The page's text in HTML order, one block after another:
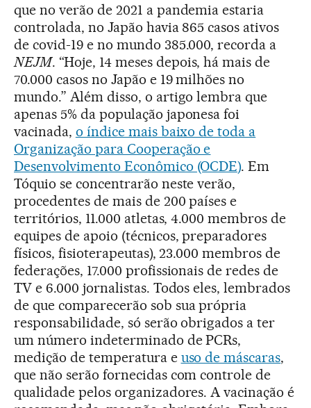
que no verão de 2021 a pandemia estaria
controlada, no Japão havia 865 casos ativos
de covid-19 e no mundo 385.000, recorda a
NEJM. “Hoje, 14 meses depois, há mais de
70.000 casos no Japão e 19 milhões no
mundo.” Além disso, o artigo lembra que
apenas 5% da população japonesa foi
vacinada, o índice mais baixo de toda a
Organização para Cooperação e
Desenvolvimento Econômico (OCDE). Em
Tóquio se concentrarão neste verão,
procedentes de mais de 200 países e
territórios, 11.000 atletas, 4.000 membros de
equipes de apoio (técnicos, preparadores
físicos, fisioterapeutas), 23.000 membros de
federações, 17.000 profissionais de redes de
TV e 6.000 jornalistas. Todos eles, lembrados
de que comparecerão sob sua própria
responsabilidade, só serão obrigados a ter
um número indeterminado de PCRs,
medição de temperatura e uso de máscaras,
que não serão fornecidas com controle de
qualidade pelos organizadores. A vacinação é